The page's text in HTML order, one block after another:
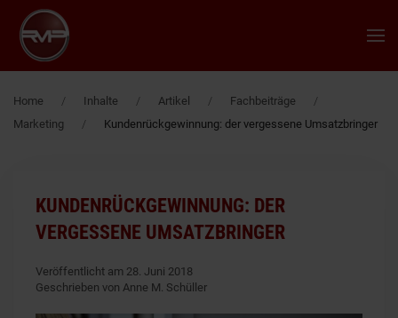
Zum Hauptinhalt springen
Home Inhalte Artikel
Fachbeiträge
Marketing
Kundenrückgewinnung: der vergessene Umsatzbringer
KUNDENRÜCKGEWINNUNG: DER
VERGESSENE UMSATZBRINGER
Veröffentlicht am 28. Juni 2018
Geschrieben von Anne M. Schüller